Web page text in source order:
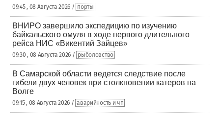
09:45 , 08 Августа 2026 / порты
ВНИРО завершило экспедицию по изучению
байкальского омуля в ходе первого длительного
рейса НИС «Викентий Зайцев»
09:30 , 08 Августа 2026 / рыболовство
В Самарской области ведется следствие после
гибели двух человек при столкновении катеров на
Волге
09:15 , 08 Августа 2026 / аварийность и чп